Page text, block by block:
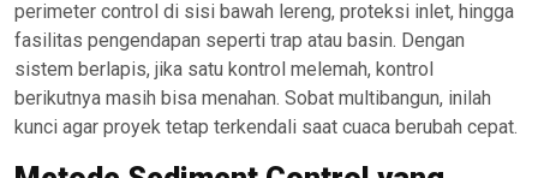
perimeter control di sisi bawah lereng, proteksi inlet, hingga
fasilitas pengendapan seperti trap atau basin. Dengan
sistem berlapis, jika satu kontrol melemah, kontrol
berikutnya masih bisa menahan. Sobat multibangun, inilah
kunci agar proyek tetap terkendali saat cuaca berubah cepat.